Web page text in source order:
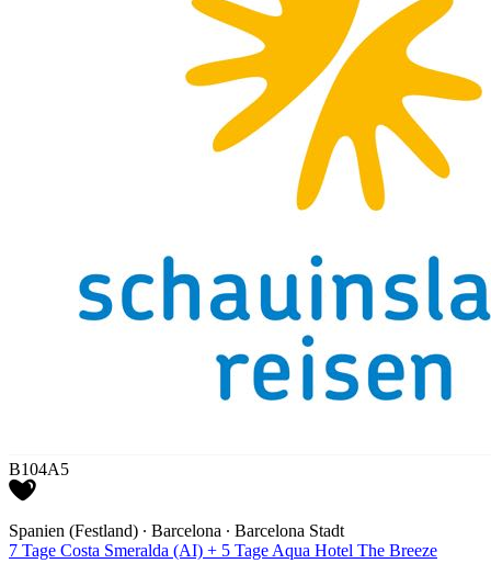
B104A5
Spanien (Festland) ∙ Barcelona ∙ Barcelona Stadt
7 Tage Costa Smeralda (AI) + 5 Tage Aqua Hotel The Breeze